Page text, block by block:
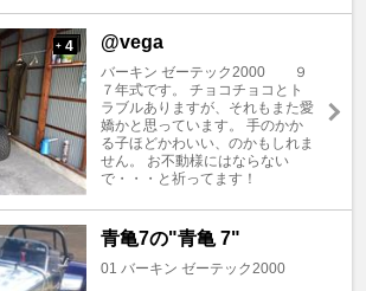
+ 4 @vega
バーキン ゼーテック2000 ９
７年式です。 チョコチョコとト
ラブルありますが、それもまた愛
嬌かと思っています。 手のかか
る子ほどかわいい、のかもしれま
せん。 お不動様にはならない
で・・・と祈ってます！
青亀7の"青亀 7"
01 バーキン ゼーテック2000